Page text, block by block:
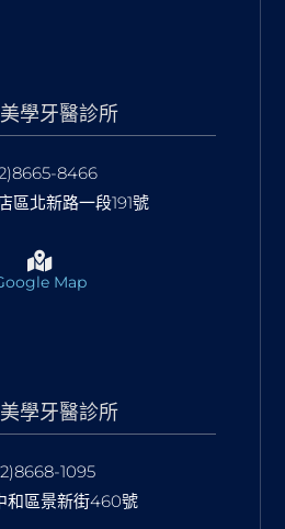
學牙醫診所
8466
區北新路一段191號
Map
學牙醫診所
1095
和區景新街460號